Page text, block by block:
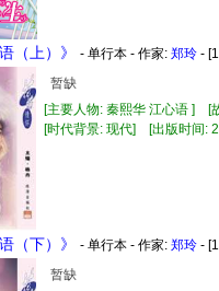
（上）》 - 单行本 - 作家: 郑玲 -
暂缺
[主要人物: 秦熙华 江心语 ] [
[时代背景: 现代] [出版时间
（下）》 - 单行本 - 作家: 郑玲 -
暂缺